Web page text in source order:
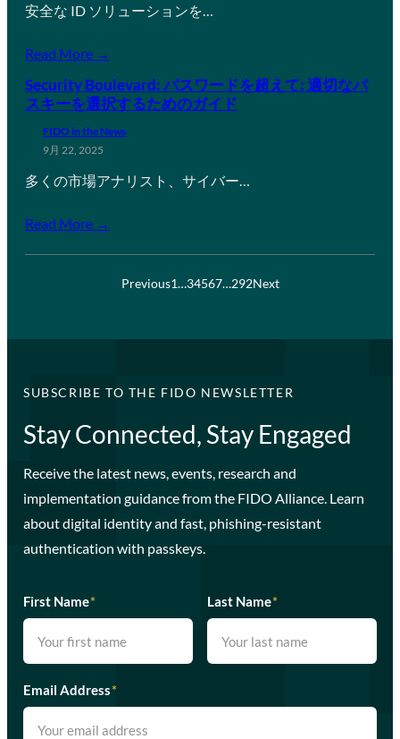
安全な ID ソリューションを…
Read More →
Security Boulevard: パスワードを超えて: 適切なパ
スキーを選択するためのガイド
FIDO in the News
9月 22, 2025
多くの市場アナリスト、サイバー…
Read More →
Previous1…34567…292Next
SUBSCRIBE TO THE FIDO NEWSLETTER
Stay Connected, Stay Engaged
Receive the latest news, events, research and
implementation guidance from the FIDO Alliance. Learn
about digital identity and fast, phishing-resistant
authentication with passkeys.
First Name* Last Name*
Email Address*